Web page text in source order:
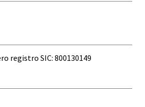
registro SIC: 800130149